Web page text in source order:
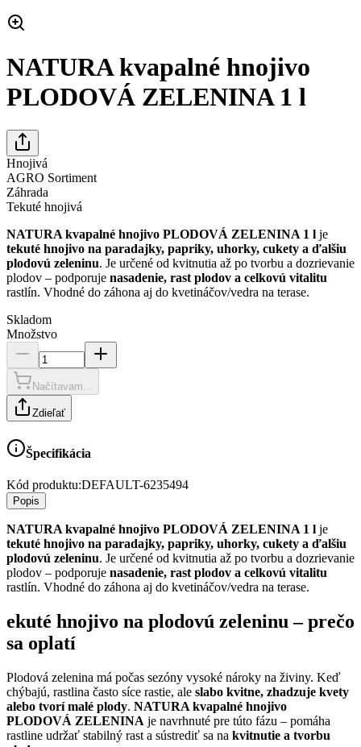
NATURA kvapalné hnojivo
PLODOVÁ ZELENINA 1 l
Hnojivá
AGRO Sortiment
Záhrada
Tekuté hnojivá
NATURA kvapalné hnojivo PLODOVÁ ZELENINA 1 l je
tekuté hnojivo na paradajky, papriky, uhorky, cukety a ďalšiu
plodovú zeleninu. Je určené od kvitnutia až po tvorbu a dozrievanie
plodov – podporuje nasadenie, rast plodov a celkovú vitalitu
rastlín. Vhodné do záhona aj do kvetináčov/vedra na terase.
Skladom
Množstvo
Načítavam...
Zdieľať
Špecifikácia
Kód produktu:DEFAULT-6235494
Popis
NATURA kvapalné hnojivo PLODOVÁ ZELENINA 1 l je
tekuté hnojivo na paradajky, papriky, uhorky, cukety a ďalšiu
plodovú zeleninu. Je určené od kvitnutia až po tvorbu a dozrievanie
plodov – podporuje nasadenie, rast plodov a celkovú vitalitu
rastlín. Vhodné do záhona aj do kvetináčov/vedra na terase.
ekuté hnojivo na plodovú zeleninu – prečo
sa oplatí
Plodová zelenina má počas sezóny vysoké nároky na živiny. Keď
chýbajú, rastlina často síce rastie, ale slabo kvitne, zhadzuje kvety
alebo tvorí malé plody. NATURA kvapalné hnojivo
PLODOVÁ ZELENINA je navrhnuté pre túto fázu – pomáha
rastline udržať stabilný rast a sústrediť sa na kvitnutie a tvorbu